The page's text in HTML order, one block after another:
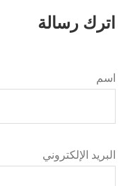
اترك رسالة
اسم
البريد الإلكتروني